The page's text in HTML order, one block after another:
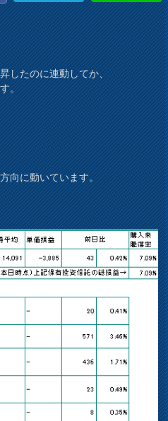
したのに連動してか、
。
向に動いています。